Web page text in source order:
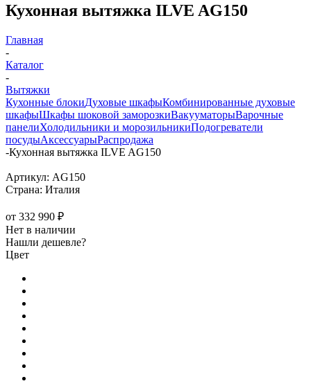
Кухонная вытяжка ILVE AG150
Главная
-
Каталог
-
Вытяжки
Кухонные блокиДуховые шкафыКомбинированные духовые
шкафыШкафы шоковой заморозкиВакууматорыВарочные
панелиХолодильники и морозильникиПодогреватели
посудыАксессуарыРаспродажа
-Кухонная вытяжка ILVE AG150
Артикул: AG150
Страна: Италия
от 332 990 ₽
Нет в наличии
Нашли дешевле?
Цвет